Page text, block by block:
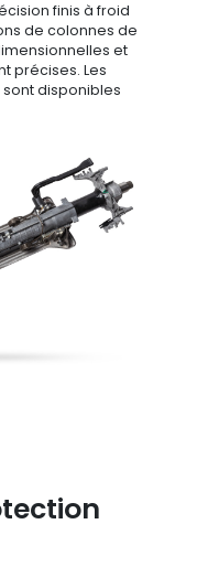
finis à froid
de colonnes de
et
précises. Les
disponibles